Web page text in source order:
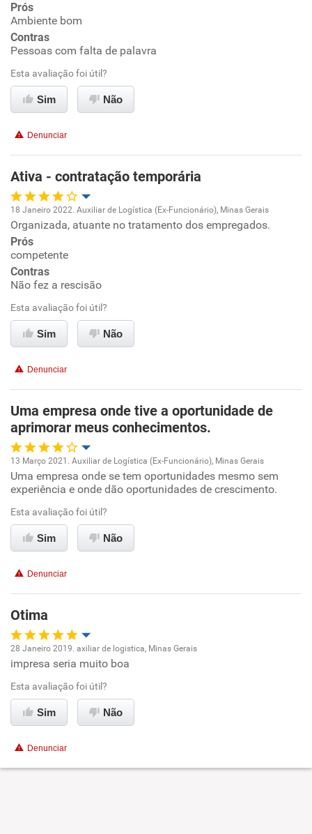
Ambiente de trabalho
Conciliação com a vida familiar
Benefícios
Recomenda a diretoria
Prós
Ambiente bom
Contras
Pessoas com falta de palavra
Esta avaliação foi útil?
Sim Não
Denunciar
Ativa - contratação temporária
Oportunidade de promoção
Ambiente de trabalho
Benefícios
Recomenda esta empresa
18 Janeiro 2022. Auxiliar de Logística (Ex-Funcionário), Minas Gerais
Organizada, atuante no tratamento dos empregados.
Prós
competente
Contras
Não fez a rescisão
Esta avaliação foi útil?
Sim Não
Denunciar
Uma empresa onde tive a oportunidade de
aprimorar meus conhecimentos.
Oportunidade de promoção
Ambiente de trabalho
Conciliação com a vida familiar
Recomenda esta empresa
Recomenda a diretoria
13 Março 2021. Auxiliar de Logística (Ex-Funcionário), Minas Gerais
Uma empresa onde se tem oportunidades mesmo sem
experiência e onde dão oportunidades de crescimento.
Esta avaliação foi útil?
Sim Não
Denunciar
Otima
Oportunidade de promoção
Ambiente de trabalho
Benefícios
28 Janeiro 2019. axiliar de logistica, Minas Gerais
impresa seria muito boa
Esta avaliação foi útil?
Sim Não
Denunciar